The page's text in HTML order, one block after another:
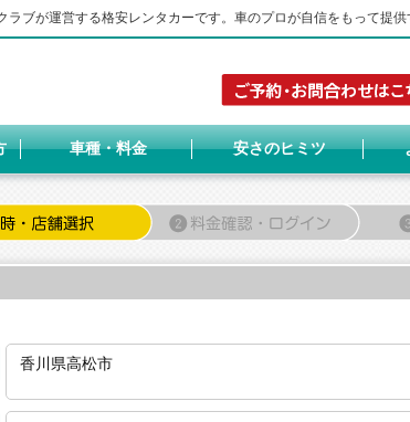
ブが運営する格安レンタカーです。車のプロが自信をもって提供
車種・料金 安さのヒミツ
香川県高松市